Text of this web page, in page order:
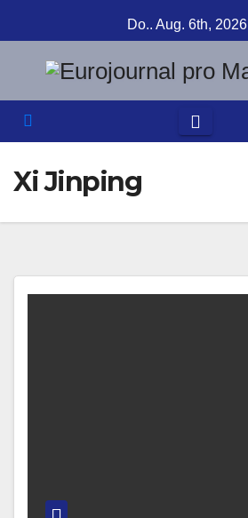
Inhalt
springen
Do.. Aug. 6th, 2026
Xi Jinping